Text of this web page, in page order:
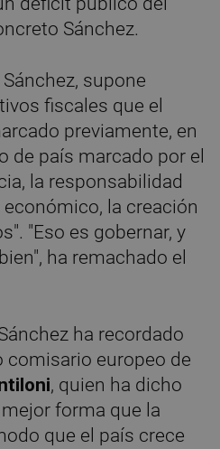
Sánchez.
supone
fiscales que el
previamente, en
de país marcado por el
la responsabilidad
la creación
"Eso es gobernar, y
ha remachado el
ha recordado
comisario europeo de
, quien ha dicho
forma que la
que el país crece